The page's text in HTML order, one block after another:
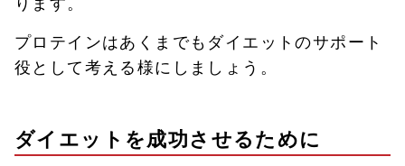
プロテインはあくまでもダイエットのサポート
役として考える様にしましょう。
ダイエットを成功させるために